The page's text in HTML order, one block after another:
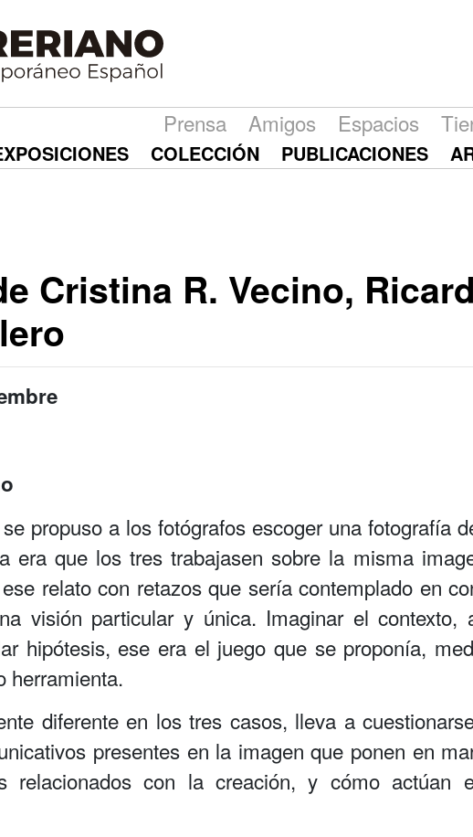
Prensa Amigos Espacios
COLECCIÓN PUBLICACIONES
Cristina R. Vecino,
propuso a los fotógrafos escoger una fotografía
era que los tres trabajasen sobre la misma
relato con retazos que sería contemplado en
visión particular y única. Imaginar el contexto,
hipótesis, ese era el juego que se proponía,
herramienta.
diferente en los tres casos, lleva a
presentes en la imagen que ponen en
relacionados con la creación, y cómo actúan